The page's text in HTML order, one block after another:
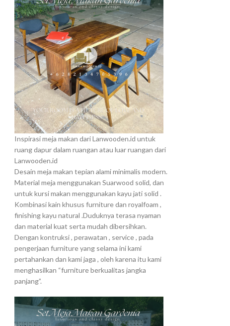
Inspirasi meja makan dari Lanwooden.id untuk
ruang dapur dalam ruangan atau luar ruangan dari
Lanwooden.id
Desain meja makan tepian alami minimalis modern.
Material meja menggunakan Suarwood solid, dan
untuk kursi makan menggunakan kayu jati solid .
Kombinasi kain khusus furniture dan royalfoam ,
finishing kayu natural .Duduknya terasa nyaman
dan material kuat serta mudah dibersihkan.
Dengan kontruksi , perawatan , service , pada
pengerjaan furniture yang selama ini kami
pertahankan dan kami jaga , oleh karena itu kami
menghasilkan “furniture berkualitas jangka
panjang”.